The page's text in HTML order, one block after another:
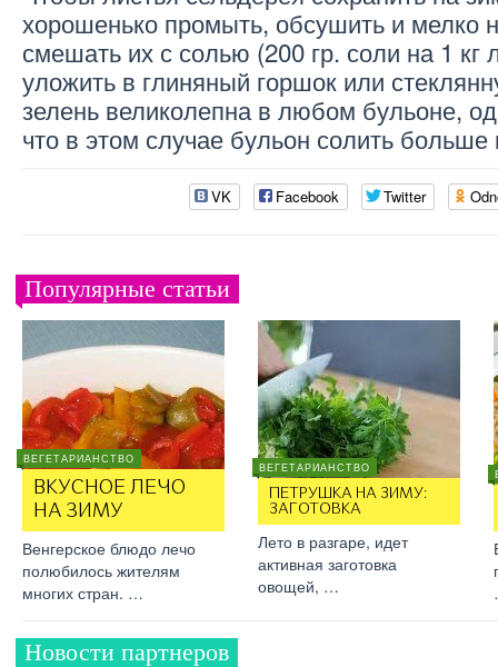
хорошенько промыть, обсушить и мелко
смешать их с солью (200 гр. соли на 1 кг
уложить в глиняный горшок или
зелень великолепна в любом бульоне,
что в этом случае бульон солить
VK Facebook Twitter
Популярные статьи
ВЕГЕТАРИАНСТВО
ВКУСНОЕ ЛЕЧО
НА ЗИМУ
Венгерское блюдо лечо
полюбилось жителям
многих стран. …
ВЕГЕТАРИАНСТВО
ПЕТРУШКА НА ЗИМУ:
ЗАГОТОВКА
Лето в разгаре, идет
активная заготовка
овощей, …
Новости партнеров